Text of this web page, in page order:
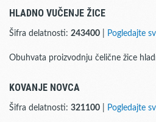
HLADNO VUČENJE ŽICE
Šifra delatnosti: 243400 Pogledajte
Obuhvata proizvodnju čelične žice
KOVANJE NOVCA
Šifra delatnosti: 321100 Pogledajte